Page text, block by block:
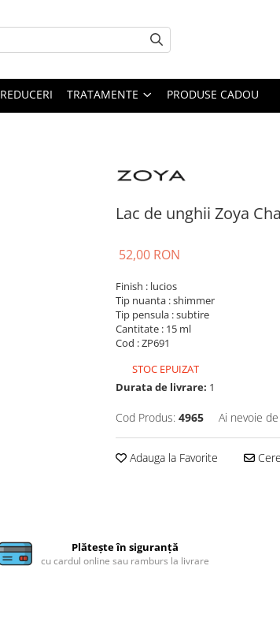
REDUCERI TRATAMENTE PRODUSE CADOU
Lac de unghii Zoya
52,00 RON
Finish : lucios
Tip nuanta : shimmer
Tip pensula : subtire
Cantitate : 15 ml
Cod : ZP691
STOC EPUIZAT
Durata de livrare: 1
Cod Produs: 4965 Ai nevoie
Adauga la Favorite
Plătește în siguranță
cu cardul online sau ramburs la livrare